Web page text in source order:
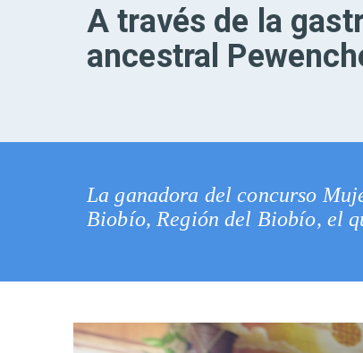
A través de la
ancestral
La ganadora del concurso
Biobío, Región del Biobío, el